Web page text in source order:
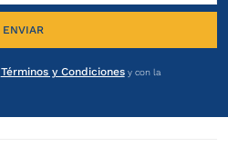
ENVIAR
Términos y Condicionesy con la